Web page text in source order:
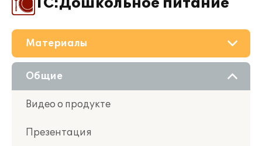
О решении
Приобретение
Поддержка
Материалы
Общие
Видео о продукте
Презентация